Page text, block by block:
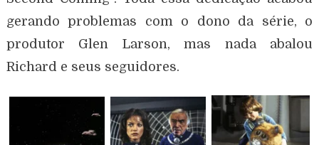
gerando problemas com o dono da série, o
produtor Glen Larson, mas nada abalou
Richard e seus seguidores.